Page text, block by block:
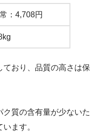
：4,708円
ており、品質の高さは保
質の含有量が少ないた
ます。